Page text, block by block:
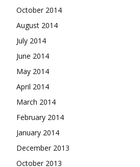
October 2014
August 2014
July 2014
June 2014
May 2014
April 2014
March 2014
February 2014
January 2014
December 2013
October 2013